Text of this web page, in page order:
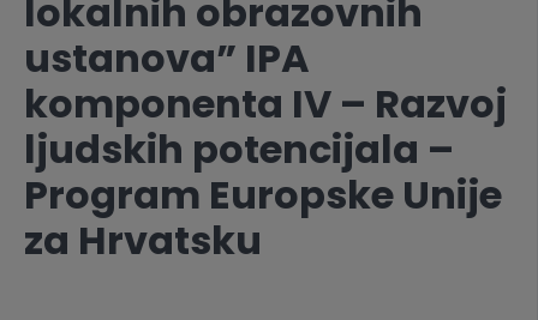
lokalnih obrazovnih
ustanova” IPA
komponenta IV – Razvoj
ljudskih potencijala –
Program Europske Unije
za Hrvatsku